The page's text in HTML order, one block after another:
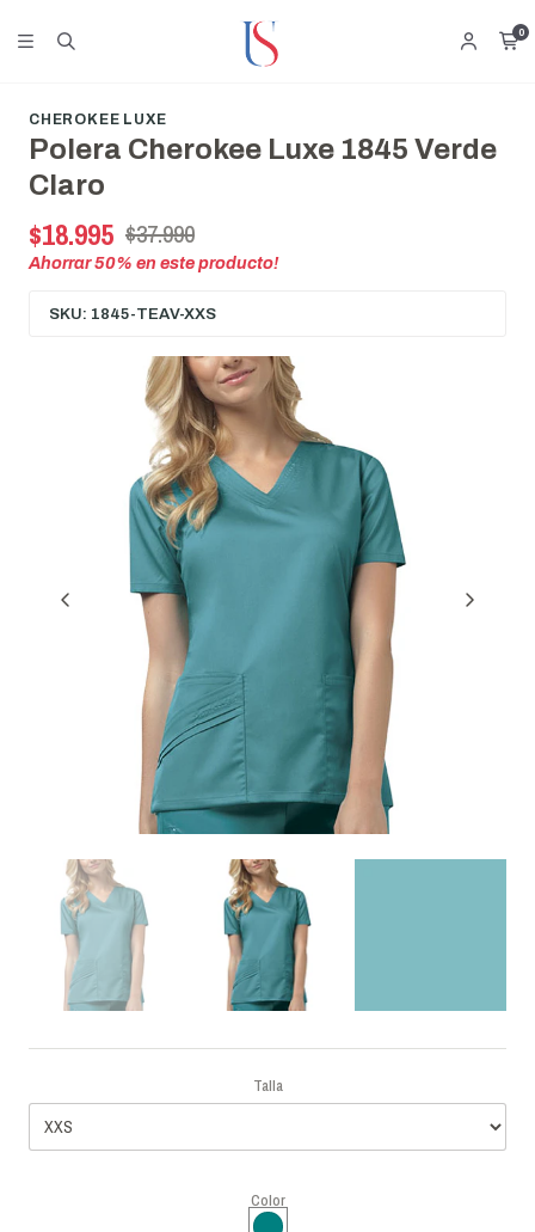
0
CHEROKEE LUXE
Polera Cherokee Luxe 1845 Verde
Claro
$18.995 $37.990
Ahorrar50% en este producto!
SKU: 1845-TEAV-XXS
Talla
Color